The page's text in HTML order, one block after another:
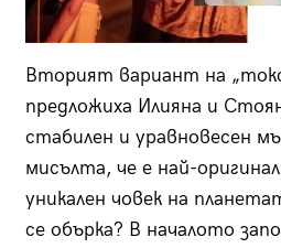
Вторият вариант на
предложиха Илияна и
стабилен и уравновесен
мисълта, че е най-
уникален човек на
се обърка? В началото